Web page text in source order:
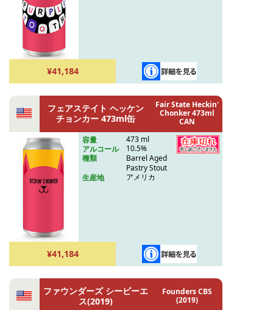
¥41,184
フェアステイト ヘッケン
チョンカー 473ml缶
Fair State Heckin'
Chonker 473ml
CAN
容量
473 ml
アルコール
10.5%
種類
Barrel Aged
Pastry Stout
生産地
アメリカ
¥41,184
ファウンダーズ シービーエ
ス(2019)
Founders CBS
(2019)